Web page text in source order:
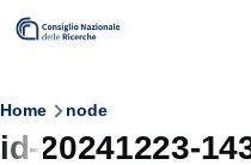
Skip to main content
Breadcrumb
Home node
id-20241223-